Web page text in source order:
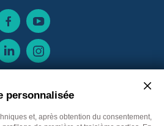
personnalisée
et, après obtention du consentement,